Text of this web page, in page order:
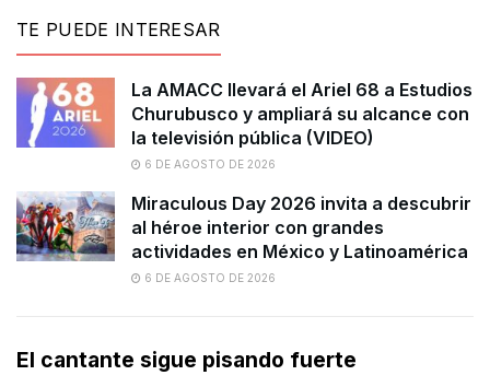
TE PUEDE INTERESAR
La AMACC llevará el Ariel 68 a Estudios
Churubusco y ampliará su alcance con
la televisión pública (VIDEO)
6 DE AGOSTO DE 2026
Miraculous Day 2026 invita a descubrir
al héroe interior con grandes
actividades en México y Latinoamérica
6 DE AGOSTO DE 2026
El cantante sigue pisando fuerte